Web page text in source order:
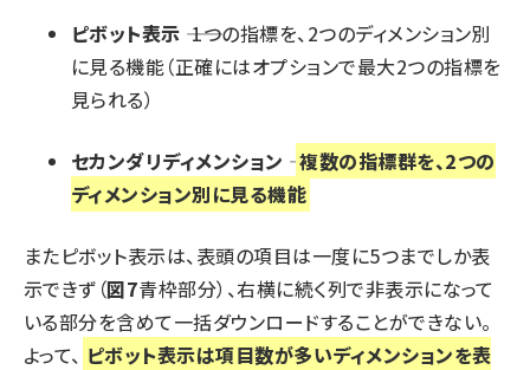
ピボット表示 ―― 1つの指標を、2つのディメンション別
に見る機能（正確にはオプションで最大2つの指標を
見られる）
セカンダリディメンション ――複数の指標群を、2つの
ディメンション別に見る機能
またピボット表示は、表頭の項目は一度に5つまでしか表
示できず（図7青枠部分）、右横に続く列で非表示になって
いる部分を含めて一括ダウンロードすることができない。
よって、 ピボット表示は項目数が多いディメンションを表